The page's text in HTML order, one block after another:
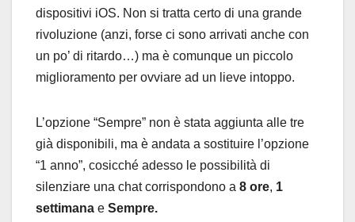
dispositivi iOS. Non si tratta certo di una grande
rivoluzione (anzi, forse ci sono arrivati anche con
un po’ di ritardo…) ma è comunque un piccolo
miglioramento per ovviare ad un lieve intoppo.
L’opzione “Sempre” non è stata aggiunta alle tre
già disponibili, ma è andata a sostituire l’opzione
“1 anno”, cosicché adesso le possibilità di
silenziare una chat corrispondono a 8 ore, 1
settimana e Sempre.